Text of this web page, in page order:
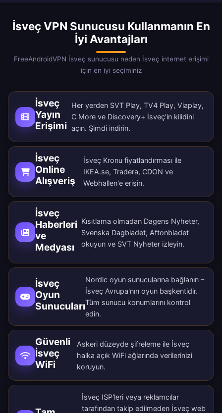
İsveç VPN Sunucusu Kullanmanın En
İyi Avantajları
FreeAndroidVPN İsveç sunucusu neden İsveç internet erişimi
için en iyi seçiminiz
İsveç
Yayın
Erişimi
Her yerden SVT Play, TV4 Play, Viaplay,
C More ve Discovery+ İsveç'in kilidini
açın. Şimdi indirin.
İsveç
Online
Alışveriş
İsveç Kronu fiyatlandırması ile
IKEA.se, Tradera, CDON ve
Webhallen'e erişin.
İsveç
Haberleri
ve
Medyası
Kısıtlama olmadan Dagens Nyheter,
Svenska Dagbladet, Aftonbladet
okuyun ve SVT Nyheter izleyin.
İsveç
Oyun
Sunucuları
Nordic oyun sunucularına bağlanın –
İsveç Avrupa'nın oyun başkentidir.
Tüm sunucu konumlarını kontrol
edin.
Güvenli
İsveç
WiFi
Askeri düzeyde şifreleme ile İsveç
halka açık WiFi ağlarında verilerinizi
koruyun.
İsveç ISP'leri veya reklamcılar
tarafından takip edilmeden İsveç web